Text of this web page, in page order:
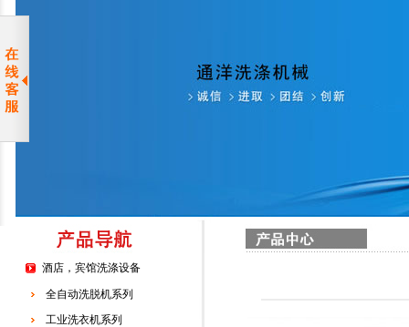
酒店，宾馆洗涤设备
全自动洗脱机系列
工业洗衣机系列